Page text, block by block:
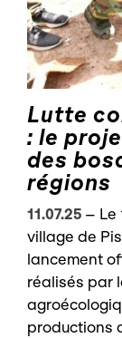
Lutte
: le
des
régions
11.07.25 – Le
village de
lancement
réalisés par
productions